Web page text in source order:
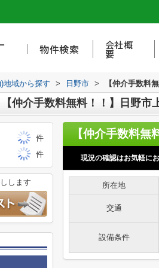
物件検索 会社概
要
地域から探す > 日野市 > 【仲介手数料
仲介手数料無料！！】日野
現況の確認はお気軽に
所在地
交通
設備条件
件
件
します